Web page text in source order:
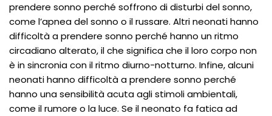
prendere sonno perché soffrono di disturbi del sonno,
come l’apnea del sonno o il russare. Altri neonati hanno
difficoltà a prendere sonno perché hanno un ritmo
circadiano alterato, il che significa che il loro corpo non
è in sincronia con il ritmo diurno-notturno. Infine, alcuni
neonati hanno difficoltà a prendere sonno perché
hanno una sensibilità acuta agli stimoli ambientali,
come il rumore o la luce. Se il neonato fa fatica ad